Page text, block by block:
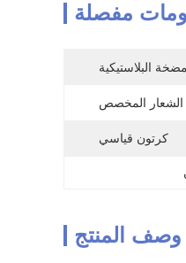
مفصلة
البلاستيكية
الشعار المخصص
كرتون قياسي
وصف المنتج